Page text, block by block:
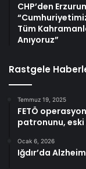
CHP’den
Tüm
Anıyoruz”
Rastgele
Temmuz 19, 2025
FETÖ
patronunu, eski
Ocak 6, 2026
Iğdır’da